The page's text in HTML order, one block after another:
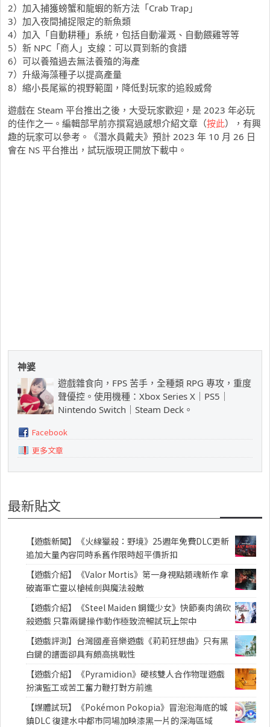
2）加入捕獲螃蟹和龍蝦的新方法「Crab Trap」
3）加入夜間捕捉限定的新魚類
4）加入「自動耕種」系統，包括自動灌溉、自動餵雞等等
5）新 NPC「商人」支線：可以買到新的食譜
6）可以養殖過去無法養殖的海產
7）升級海藻種子以提高產量
8）縮小長尾鯊的視野範圍，降低對玩家的追殺威脅
遊戲在 Steam 平台推出之後，大受玩家歡迎，是 2023 年必玩
的佳作之一。編輯部早前亦撰寫過感想介紹文章（按此），有興
趣的玩家可以參考。《潛水員戴夫》預計 2023 年 10 月 26 日
會在 NS 平台推出，試玩版現正開放下載中。
神婆
遊戲雜食向，FPS 苦手，全種類 RPG 專攻，重度
聲優控。使用機種：Xbox Series X｜PS5｜
Nintendo Switch｜Steam Deck。
Facebook
更多文章
最新貼文
【遊戲新聞】《火線獵殺：野境》25週年免費DLC更新
追加大量內容同時系舊作限時超平價折扣
【遊戲介紹】《Valor Mortis》第一身視點類魂新作 拿
破崙軍亡靈以槍械劍與魔法殺敵
【遊戲介紹】《Steel Maiden 鋼鐵少女》快節奏肉鴿砍
殺遊戲 只靠兩鍵操作動作極致流暢試玩上架中
【遊戲評測】台灣國產音樂遊戲《莉莉狂想曲》只有黑
白鍵的譜面卻具有頗高挑戰性
【遊戲介紹】《Pyramidion》硬核雙人合作物理遊戲
扮演監工或苦工奮力鞭打對方前進
【媒體試玩】《Pokémon Pokopia》冒泡泡海底的城
鎮DLC 復建水中都市同場加映漆黑一片的深海區域